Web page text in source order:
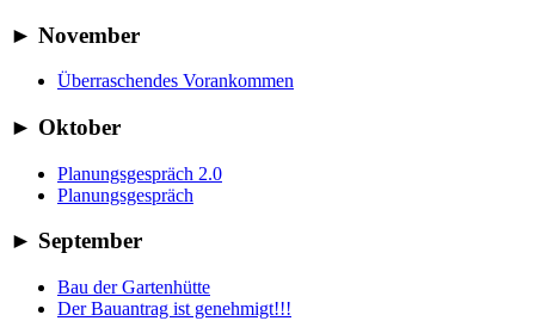
► November
Überraschendes Vorankommen
► Oktober
Planungsgespräch 2.0
Planungsgespräch
► September
Bau der Gartenhütte
Der Bauantrag ist genehmigt!!!